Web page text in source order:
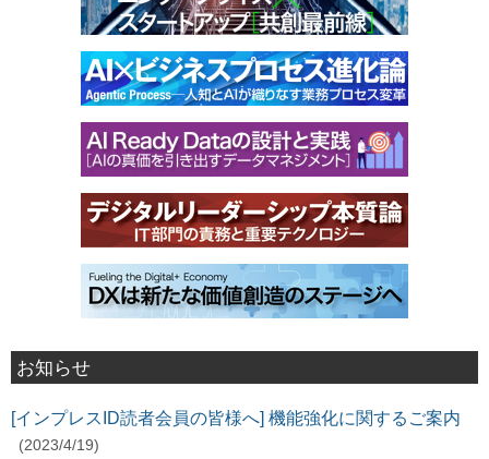
お知らせ
[インプレスID読者会員の皆様へ] 機能強化に関するご案内
(2023/4/19)